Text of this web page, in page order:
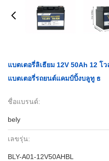
แบตเตอรี่ลิเธียม 12V 50Ah 12
แบตเตอรี่รถยนต์แคมป์ปิ้งบลูทู ธ
ชื่อแบรนด์:
bely
เลขรุ่น:
BLY-A01-12V50AHBL